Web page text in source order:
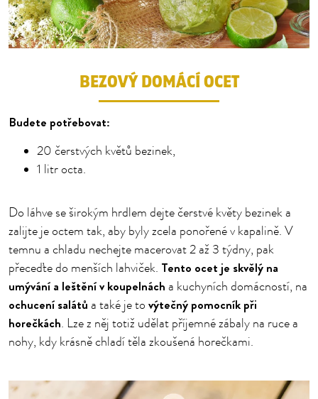
BEZOVÝ DOMÁCÍ OCET
Budete potřebovat:
20 čerstvých květů bezinek,
1 litr octa.
Do láhve se širokým hrdlem dejte čerstvé květy bezinek a
zalijte je octem tak, aby byly zcela ponořené v kapalině. V
temnu a chladu nechejte macerovat 2 až 3 týdny, pak
přeceďte do menších lahviček. Tento ocet je skvělý na
umývání a leštění v koupelnách a kuchyních domácností, na
ochucení salátů a také je to výtečný pomocník při
horečkách. Lze z něj totiž udělat příjemné zábaly na ruce a
nohy, kdy krásně chladí těla zkoušená horečkami.